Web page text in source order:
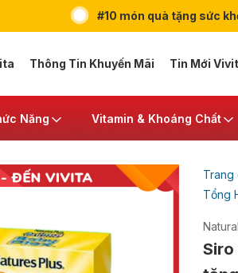
#10 món quà tặng sức
Thông Tin Khuyến Mãi Tin Mới
Năng Vitamin & Khoáng Chất
Trang
Tổng
Siro